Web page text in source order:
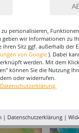
Schminke, 20
NEU
Profi-
personalisieren,
wir Informationen zu
Sitz ggf. außerhalb der
von Google ). Dabei
werden. Mit dem
können Sie die Nutzung
oder widerrufen.
Datenschutzerklärung.
| Datenschutzerklärung|